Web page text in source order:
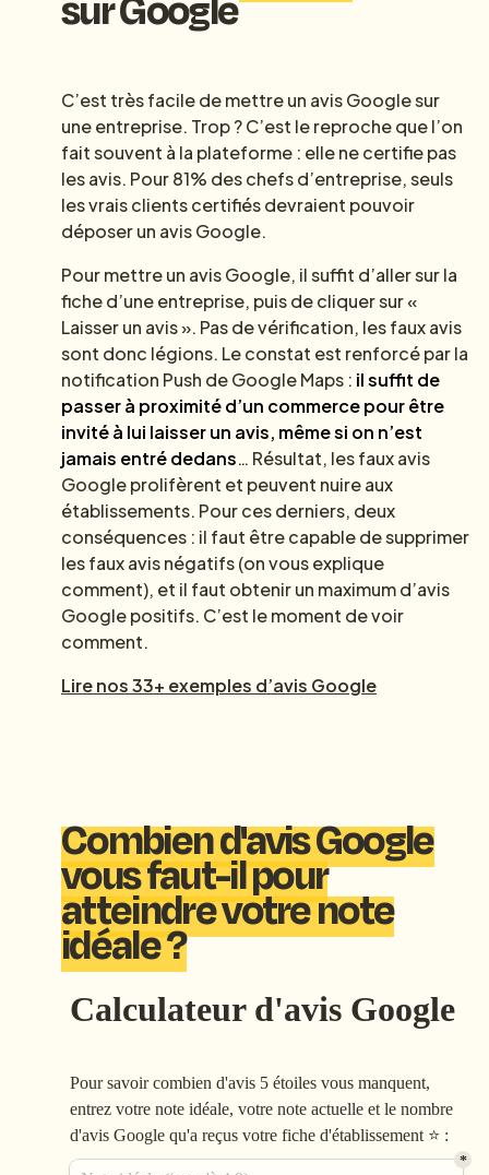
C’est très facile de mettre un avis Google sur
une entreprise. Trop ? C’est le reproche que l’on
fait souvent à la plateforme : elle ne certifie pas
les avis. Pour 81% des chefs d’entreprise, seuls
les vrais clients certifiés devraient pouvoir
déposer un avis Google.
Pour mettre un avis Google, il suffit d’aller sur la
fiche d’une entreprise, puis de cliquer sur «
Laisser un avis ». Pas de vérification, les faux avis
sont donc légions. Le constat est renforcé par la
notification Push de Google Maps : il suffit de
passer à proximité d’un commerce pour être
invité à lui laisser un avis, même si on n’est
jamais entré dedans… Résultat, les faux avis
Google prolifèrent et peuvent nuire aux
établissements. Pour ces derniers, deux
conséquences : il faut être capable de supprimer
les faux avis négatifs (on vous explique
comment), et il faut obtenir un maximum d’avis
Google positifs. C’est le moment de voir
comment.
Lire nos 33+ exemples d’avis Google
Combien d'avis Google
vous faut-il pour
atteindre votre note
idéale ?